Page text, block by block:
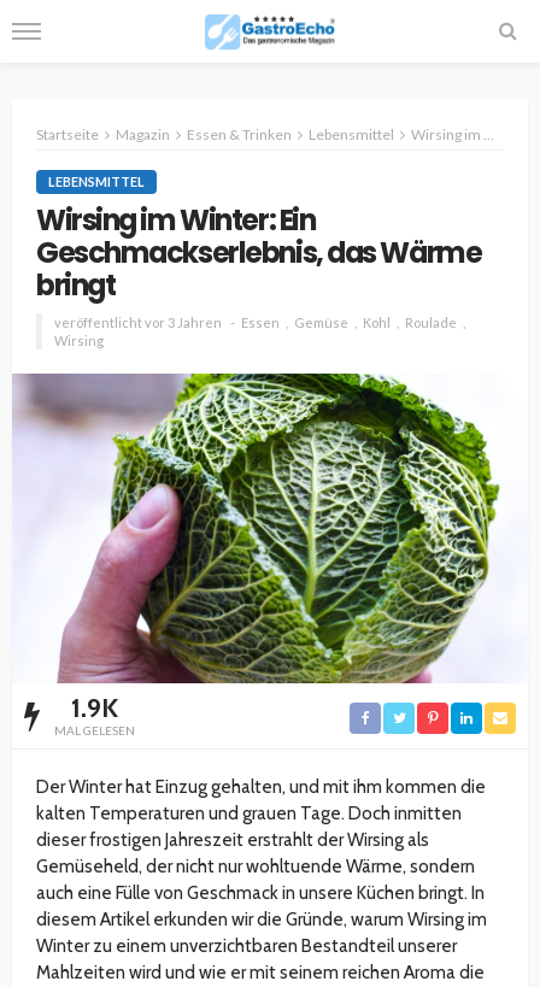
Startseite Magazin Essen & Trinken Lebensmittel Wirsing im Winter: Ein Geschmackserlebnis, das Wärme bringt
LEBENSMITTEL
Wirsing im Winter: Ein
Geschmackserlebnis, das Wärme
bringt
veröffentlicht vor 3 Jahren Essen Gemüse Kohl
Roulade
Wirsing
1.9K
MAL GELESEN
Der Winter hat Einzug gehalten, und mit ihm kommen die
kalten Temperaturen und grauen Tage. Doch inmitten
dieser frostigen Jahreszeit erstrahlt der Wirsing als
Gemüseheld, der nicht nur wohltuende Wärme, sondern
auch eine Fülle von Geschmack in unsere Küchen bringt. In
diesem Artikel erkunden wir die Gründe, warum Wirsing im
Winter zu einem unverzichtbaren Bestandteil unserer
Mahlzeiten wird und wie er mit seinem reichen Aroma die